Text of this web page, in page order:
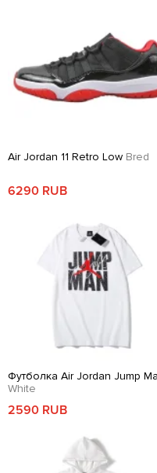
Air Jordan 11 Retro Low Bred
6290 RUB
Футболка Air Jordan Jump
White
2590 RUB